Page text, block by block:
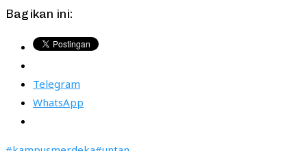
Bagikan ini:
Telegram
WhatsApp